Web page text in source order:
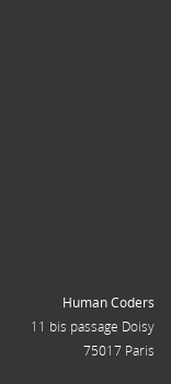
Human Coders
11 bis passage Doisy
75017 Paris